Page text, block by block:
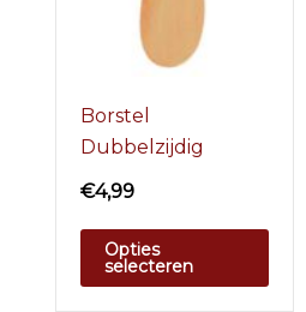
Borstel
Dubbelzijdig
€4,99
Opties
selecteren